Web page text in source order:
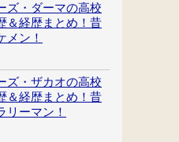
ズ・ダーマの高校
＆経歴まとめ！昔
メン！
ズ・ザカオの高校
＆経歴まとめ！昔
リーマン！